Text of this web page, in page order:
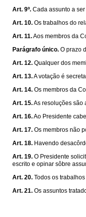
Art. 9º. Cada assunto a
Art. 10. Os trabalhos do
Art. 11.Aos membros da
Parágrafo único. O prazo
Art. 12. Qualquer dos
Art. 13.A votação é
Art. 14. Os membros da
Art. 15.As resoluções são
Art. 16.Ao Presidente
Art. 17. Os membros não
Art. 18. Havendo
Art. 19. O Presidente
escrito e opinar sôbre
Art. 20. Todos os
Art. 21. Os assuntos